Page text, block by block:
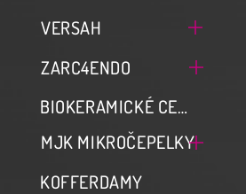
VERSAH
ZARC4ENDO
BIOKERAMICKÉ CEMENTY ZARC
MJK MIKROČEPELKY
KOFFERDAMY